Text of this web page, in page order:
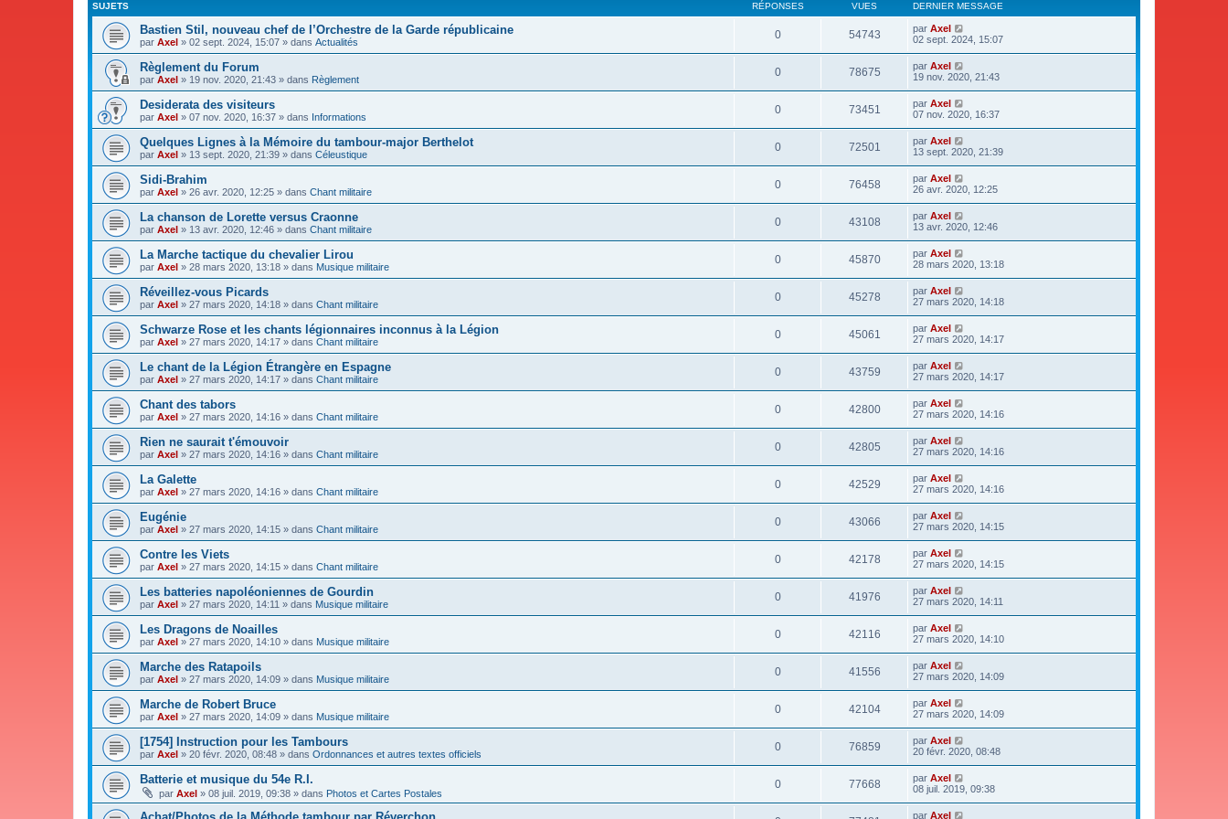
SUJETS RÉPONSES VUES DERNIER MESSAGE
Bastien Stil, nouveau chef de l’Orchestre de la Garde républicaine
par Axel » 02 sept. 2024, 15:07 » dans Actualités
0 54743 par Axel
02 sept. 2024, 15:07
Règlement du Forum
par Axel » 19 nov. 2020, 21:43 » dans Règlement
0 78675 par Axel
19 nov. 2020, 21:43
Desiderata des visiteurs
par Axel » 07 nov. 2020, 16:37 » dans Informations
0 73451 par Axel
07 nov. 2020, 16:37
Quelques Lignes à la Mémoire du tambour-major Berthelot
par Axel » 13 sept. 2020, 21:39 » dans Céleustique
0 72501 par Axel
13 sept. 2020, 21:39
Sidi-Brahim
par Axel » 26 avr. 2020, 12:25 » dans Chant militaire
0 76458 par Axel
26 avr. 2020, 12:25
La chanson de Lorette versus Craonne
par Axel » 13 avr. 2020, 12:46 » dans Chant militaire
0 43108 par Axel
13 avr. 2020, 12:46
La Marche tactique du chevalier Lirou
par Axel » 28 mars 2020, 13:18 » dans Musique militaire
0 45870 par Axel
28 mars 2020, 13:18
Réveillez-vous Picards
par Axel » 27 mars 2020, 14:18 » dans Chant militaire
0 45278 par Axel
27 mars 2020, 14:18
Schwarze Rose et les chants légionnaires inconnus à la Légion
par Axel » 27 mars 2020, 14:17 » dans Chant militaire
0 45061 par Axel
27 mars 2020, 14:17
Le chant de la Légion Étrangère en Espagne
par Axel » 27 mars 2020, 14:17 » dans Chant militaire
0 43759 par Axel
27 mars 2020, 14:17
Chant des tabors
par Axel » 27 mars 2020, 14:16 » dans Chant militaire
0 42800 par Axel
27 mars 2020, 14:16
Rien ne saurait t'émouvoir
par Axel » 27 mars 2020, 14:16 » dans Chant militaire
0 42805 par Axel
27 mars 2020, 14:16
La Galette
par Axel » 27 mars 2020, 14:16 » dans Chant militaire
0 42529 par Axel
27 mars 2020, 14:16
Eugénie
par Axel » 27 mars 2020, 14:15 » dans Chant militaire
0 43066 par Axel
27 mars 2020, 14:15
Contre les Viets
par Axel » 27 mars 2020, 14:15 » dans Chant militaire
0 42178 par Axel
27 mars 2020, 14:15
Les batteries napoléoniennes de Gourdin
par Axel » 27 mars 2020, 14:11 » dans Musique militaire
0 41976 par Axel
27 mars 2020, 14:11
Les Dragons de Noailles
par Axel » 27 mars 2020, 14:10 » dans Musique militaire
0 42116 par Axel
27 mars 2020, 14:10
Marche des Ratapoils
par Axel » 27 mars 2020, 14:09 » dans Musique militaire
0 41556 par Axel
27 mars 2020, 14:09
Marche de Robert Bruce
par Axel » 27 mars 2020, 14:09 » dans Musique militaire
0 42104 par Axel
27 mars 2020, 14:09
[1754] Instruction pour les Tambours
par Axel » 20 févr. 2020, 08:48 » dans Ordonnances et autres textes officiels
0 76859 par Axel
20 févr. 2020, 08:48
Batterie et musique du 54e R.I.
par Axel » 08 juil. 2019, 09:38 » dans Photos et Cartes Postales
0 77668 par Axel
08 juil. 2019, 09:38
par Axel